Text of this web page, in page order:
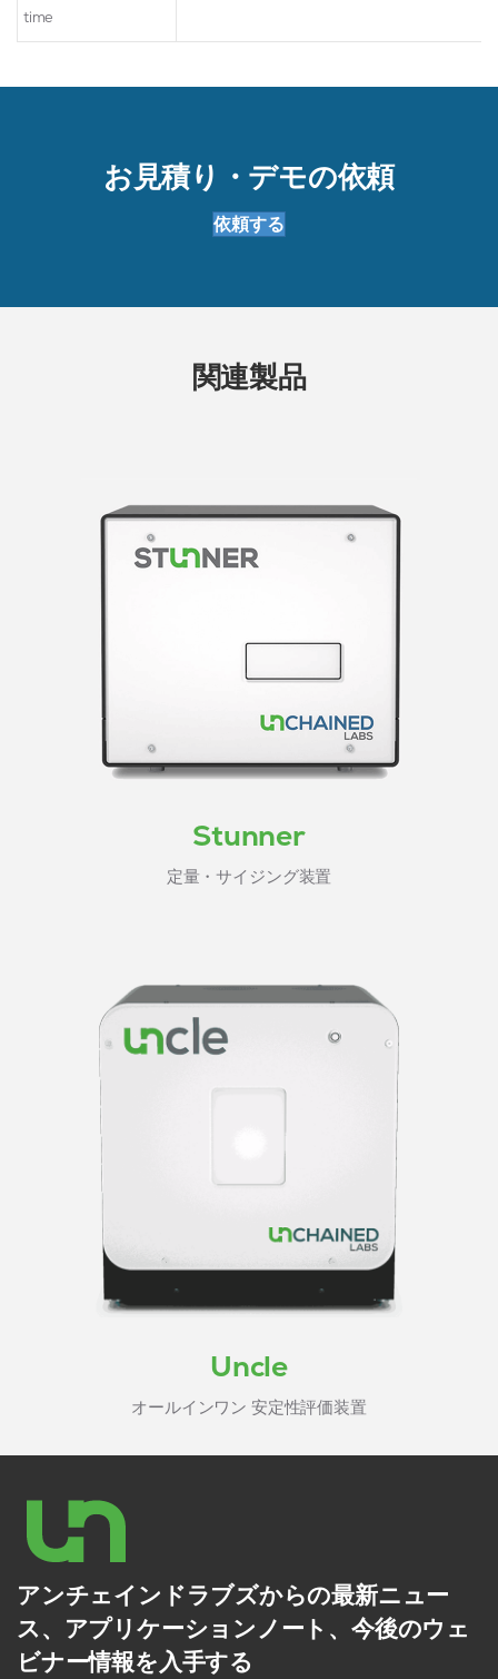
time
お見積り・デモの依頼
依頼する
関連製品
Stunner
定量・サイジング装置
Uncle
オールインワン 安定性評価装置
アンチェインドラブズからの最新ニュー
ス、アプリケーションノート、今後のウェ
ビナー情報を入手する